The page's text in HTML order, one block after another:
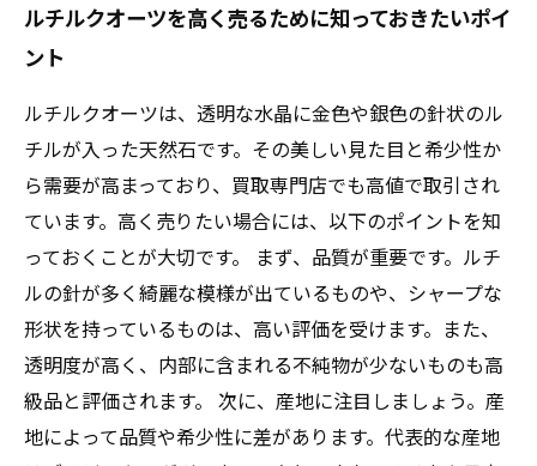
ルチルクオーツを高く売るために知っておきたいポイ
ント
ルチルクオーツは、透明な水晶に金色や銀色の針状のル
チルが入った天然石です。その美しい見た目と希少性か
ら需要が高まっており、買取専門店でも高値で取引され
ています。高く売りたい場合には、以下のポイントを知
っておくことが大切です。 まず、品質が重要です。ルチ
ルの針が多く綺麗な模様が出ているものや、シャープな
形状を持っているものは、高い評価を受けます。また、
透明度が高く、内部に含まれる不純物が少ないものも高
級品と評価されます。 次に、産地に注目しましょう。産
地によって品質や希少性に差があります。代表的な産地